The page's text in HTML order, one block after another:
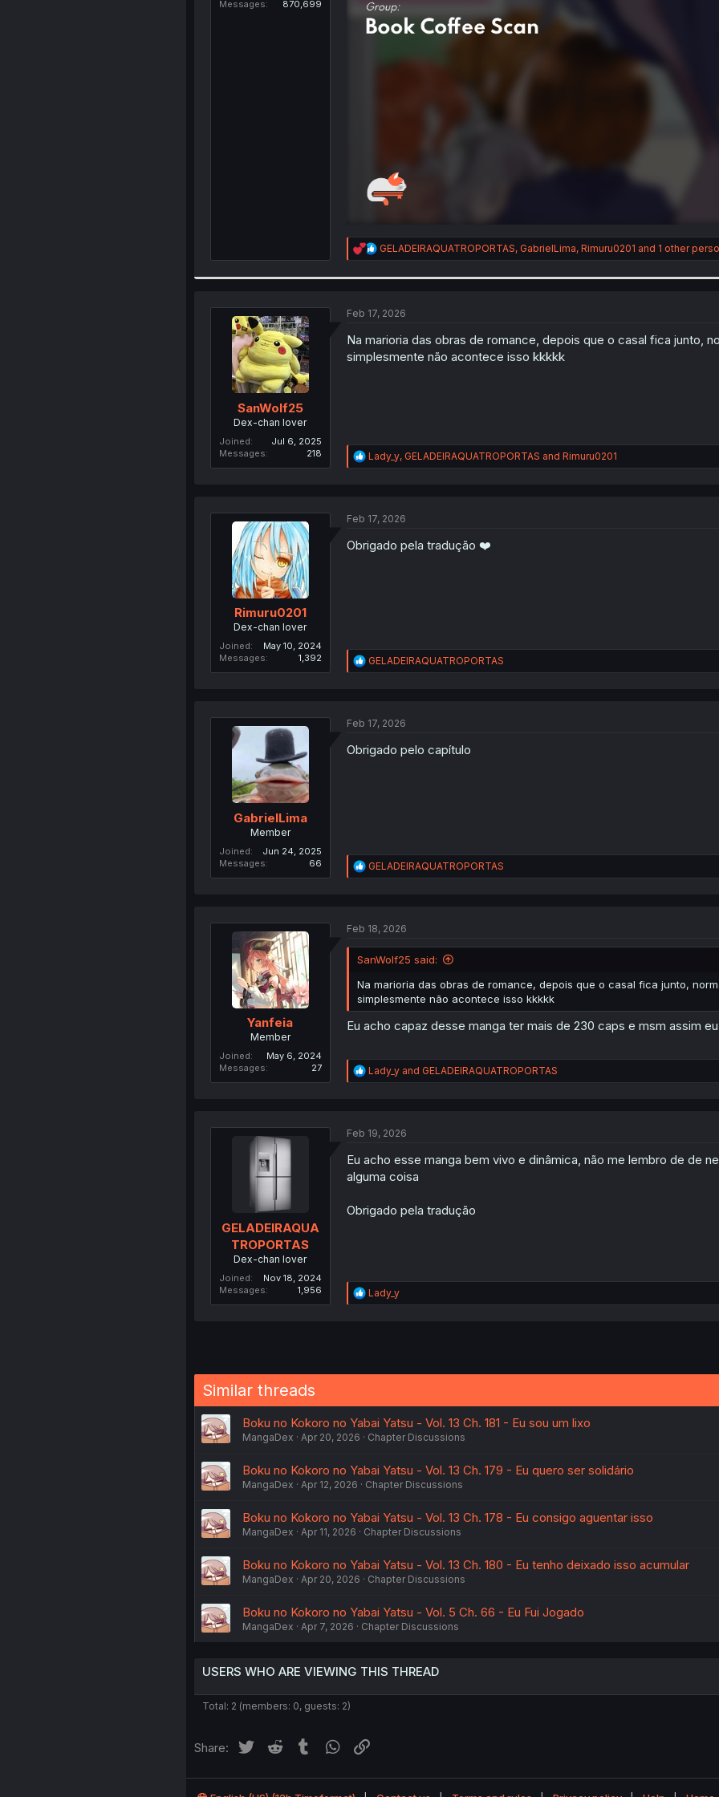
Messages
870,699
R
e
n
:
GELADEIRAQUATROPORTAS, GabrielLima, Rimuru0201 and 1 other
SanWolf25
Dex-chan lover
Joined
Jul 6, 2025
Messages
218
Feb 17, 2026
Na marioria das obras de romance, depois que o casal fica junto,
simplesmente não acontece isso kkkkk
R
e
i
n
Lady_y, GELADEIRAQUATROPORTAS and Rimuru0201
Rimuru0201
Dex-chan lover
Joined
May 10, 2024
Messages
1,392
Feb 17, 2026
Obrigado pela tradução ❤️
R
e
i
n
GELADEIRAQUATROPORTAS
GabrielLima
Member
Joined
Jun 24, 2025
Messages
66
Feb 17, 2026
Obrigado pelo capítulo
R
e
i
:
GELADEIRAQUATROPORTAS
Yanfeia
Member
Joined
May 6, 2024
Messages
27
Feb 18, 2026
SanWolf25 said:
Na marioria das obras de romance, depois que o casal fica junto,
simplesmente não acontece isso kkkkk
Eu acho capaz desse manga ter mais de 230 caps e msm assim
R
e
i
n
s
Lady_yand GELADEIRAQUATROPORTAS
GELADEIRAQUA
TROPORTAS
Dex-chan lover
Joined
Nov 18, 2024
Messages
1,956
Feb 19, 2026
Eu acho esse manga bem vivo e dinâmica, não me lembro de de
alguma coisa
Obrigado pela tradução
R
e
:
Lady_y
Similar threads
Boku no Kokoro no Yabai Yatsu - Vol. 13 Ch. 181 - Eu sou um lixo
MangaDex Apr 20, 2026 Chapter Discussions
Boku no Kokoro no Yabai Yatsu - Vol. 13 Ch. 179 - Eu quero ser solidário
MangaDex Apr 12, 2026 Chapter Discussions
Boku no Kokoro no Yabai Yatsu - Vol. 13 Ch. 178 - Eu consigo aguentar isso
MangaDex Apr 11, 2026 Chapter Discussions
Boku no Kokoro no Yabai Yatsu - Vol. 13 Ch. 180 - Eu tenho deixado isso acumular
MangaDex Apr 20, 2026 Chapter Discussions
Boku no Kokoro no Yabai Yatsu - Vol. 5 Ch. 66 - Eu Fui Jogado
MangaDex Apr 7, 2026 Chapter Discussions
USERS WHO ARE VIEWING THIS THREAD
Total: 2 (members: 0, guests: 2)
Share: Twitter Reddit Tumblr WhatsApp